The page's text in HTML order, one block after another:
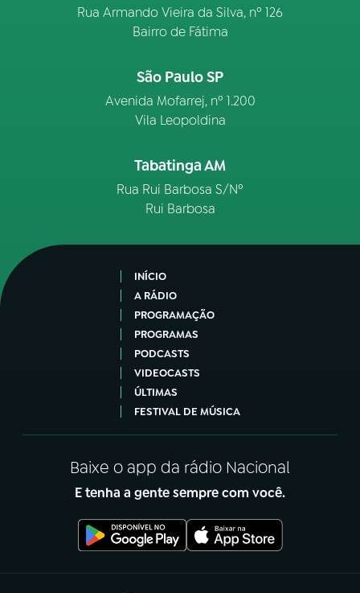
Rua Armando Vieira da Silva, nº 126
Bairro de Fátima
São Paulo SP
Avenida Mofarrej, nº 1.200
Vila Leopoldina
Tabatinga AM
Rua Rui Barbosa S/Nº
Rui Barbosa
INÍCIO
A RÁDIO
PROGRAMAÇÃO
PROGRAMAS
PODCASTS
VIDEOCASTS
ÚLTIMAS
FESTIVAL DE MÚSICA
Baixe o app da rádio Nacional
E tenha a gente sempre com você.